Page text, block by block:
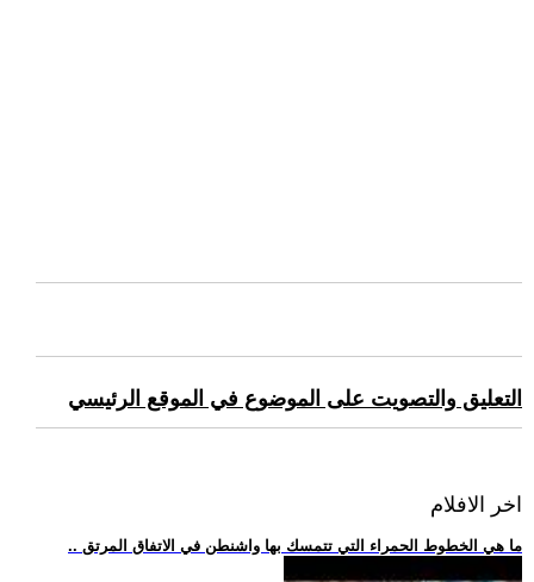
التعليق والتصويت على الموضوع في الموقع الرئيسي
اخر الافلام
.. ما هي الخطوط الحمراء التي تتمسك بها واشنطن في الاتفاق المرتق